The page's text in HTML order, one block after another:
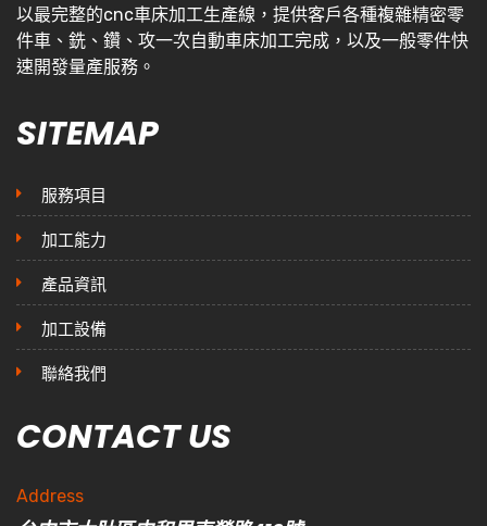
以最完整的cnc車床加工生產線，提供客戶各種複雜精密零
件車、銑、鑽、攻一次自動車床加工完成，以及一般零件快
速開發量產服務。
SITEMAP
服務項目
加工能力
產品資訊
加工設備
聯絡我們
CONTACT US
Address